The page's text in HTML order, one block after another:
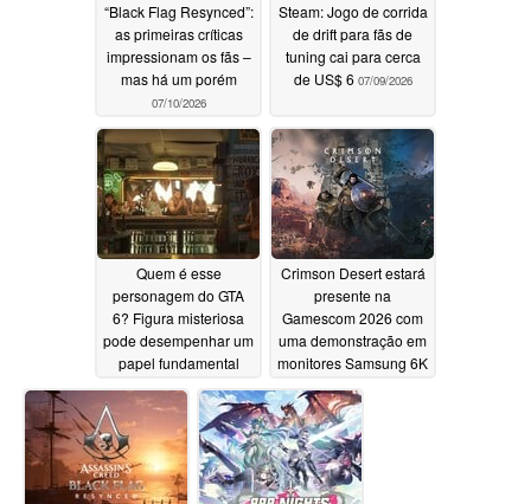
“Black Flag Resynced”:
as primeiras críticas
impressionam os fãs –
mas há um porém
07/10/2026
Steam: Jogo de corrida
de drift para fãs de
tuning cai para cerca
de US$ 6 07/09/2026
Quem é esse
personagem do GTA
6? Figura misteriosa
pode desempenhar um
papel fundamental
07/09/2026
Crimson Desert estará
presente na
Gamescom 2026 com
uma demonstração em
monitores Samsung 6K
07/08/2026